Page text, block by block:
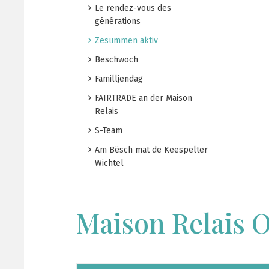
Le rendez-vous des
générations
Zesummen aktiv
Bëschwoch
Familljendag
FAIRTRADE an der Maison
Relais
S-Team
Am Bësch mat de Keespelter
Wichtel
Maison Relais